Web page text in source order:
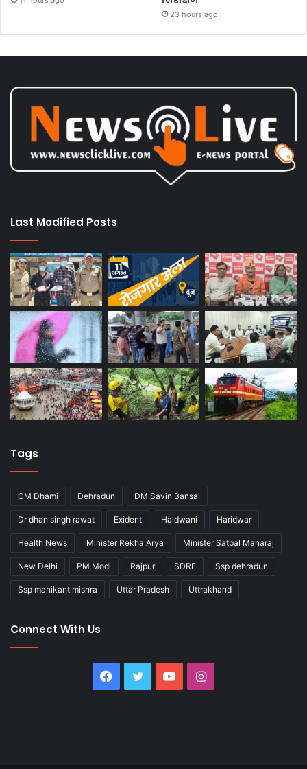
23 hours ago
Last Modified Posts
Tags
CM Dhami Dehradun DM Savin Bansal
Dr dhan singh rawat Exident Haldwani Haridwar
Health News Minister Rekha Arya Minister Satpal Maharaj
New Delhi PM Modi Rajpur SDRF Ssp dehradun
Ssp manikant mishra Uttar Pradesh Uttrakhand
Connect With Us
Facebook
Twitter YouTubeInstagram